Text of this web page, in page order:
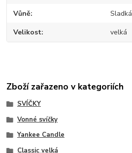
Vůně Sladká
Velikost velká
Zboží zařazeno v kategoriích
SVÍČKY
Vonné svíčky
Yankee Candle
Classic velká